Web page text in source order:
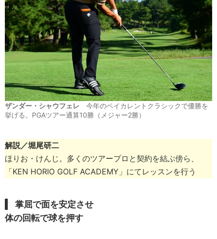
ザンダー・シャウフェレ 今年のベイカレントクラシックで優勝を
挙げる。PGAツアー通算10勝（メジャー2勝）
解説／堀尾研二
ほりお・けんじ。多くのツアープロと契約を結ぶ傍ら、
「KEN HORIO GOLF ACADEMY」にてレッスンを行う
掌屈で面を安定させ
体の回転で球を押す